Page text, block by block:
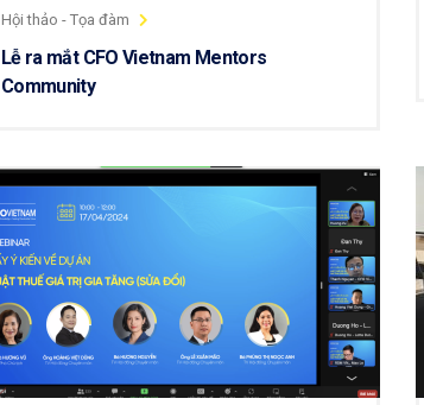
Hội thảo - Tọa đàm
Lễ ra mắt CFO Vietnam Mentors
Community